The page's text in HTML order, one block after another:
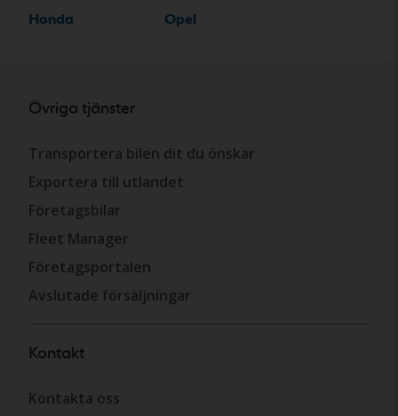
Honda
Opel
Övriga tjänster
Transportera bilen dit du önskar
Exportera till utlandet
Företagsbilar
Fleet Manager
Företagsportalen
Avslutade försäljningar
Kontakt
Kontakta oss